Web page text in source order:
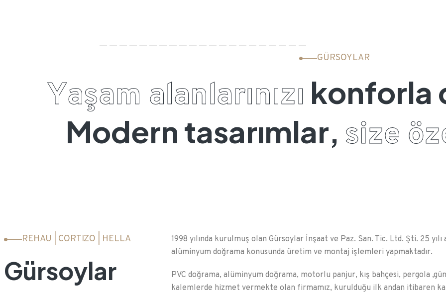
GÜRSOYLAR
Yaşam alanlarınızı konforla
Modern tasarımlar, size öz
REHAU | CORTIZO | HELLA
Gürsoylar
1998 yılında kurulmuş olan Gürsoylar İnşaat ve Paz. San. Tic. Ltd. Şti. 25
alüminyum doğrama konusunda üretim ve montaj işlemleri yapmaktadır.
PVC doğrama, alüminyum doğrama, motorlu panjur, kış bahçesi, pergola
kalemlerde hizmet vermekte olan firmamız, kurulduğu ilk andan itibaren